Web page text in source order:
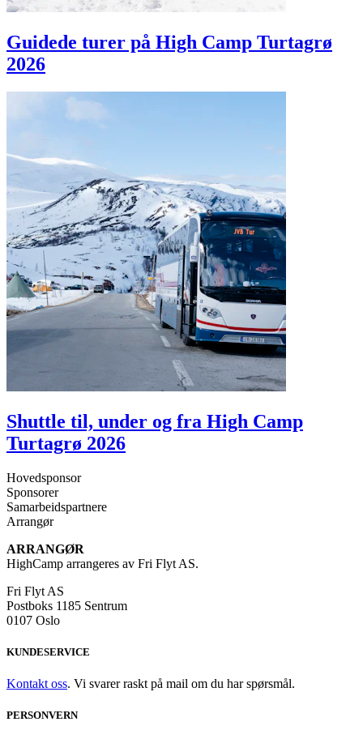
Guidede turer på High Camp Turtagrø
2026
Shuttle til, under og fra High Camp
Turtagrø 2026
Hovedsponsor
Sponsorer
Samarbeidspartnere
Arrangør
ARRANGØR
HighCamp arrangeres av Fri Flyt AS.
Fri Flyt AS
Postboks 1185 Sentrum
0107 Oslo
KUNDESERVICE
Kontakt oss. Vi svarer raskt på mail om du har spørsmål.
PERSONVERN